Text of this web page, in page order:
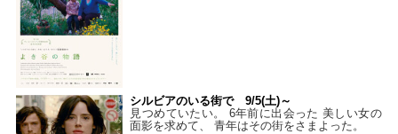
シルビアのいる街で 9/5(土)～
見つめていたい。 6年前に出会った 美しい女の
面影を求めて、 青年はその街をさまよった。